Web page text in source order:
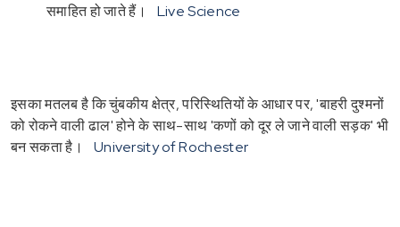
समाहित हो जाते हैं।
Live Science
इसका मतलब है कि चुंबकीय क्षेत्र, परिस्थितियों के आधार पर, 'बाहरी दुश्मनों
को रोकने वाली ढाल' होने के साथ-साथ 'कणों को दूर ले जाने वाली सड़क' भी
बन सकता है।
University of Rochester